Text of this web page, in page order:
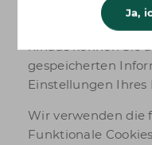
Ja,
indem Sie Ihren
dass er keine
hinaus können Sie
gespeicherten
Einstellungen Ihres
Wir verwenden die
Funktionale